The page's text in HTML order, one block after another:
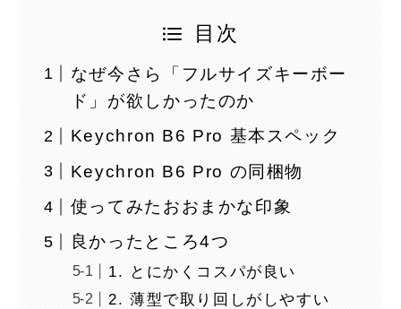
目次
なぜ今さら「フルサイズキーボー
ド」が欲しかったのか
Keychron B6 Pro 基本スペック
Keychron B6 Pro の同梱物
使ってみたおおまかな印象
良かったところ4つ
1. とにかくコスパが良い
2. 薄型で取り回しがしやすい